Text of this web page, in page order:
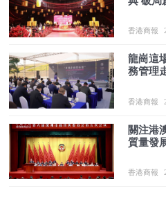
香港商報
龍崗這
務管理
香港商報
關注港
質量發
香港商報